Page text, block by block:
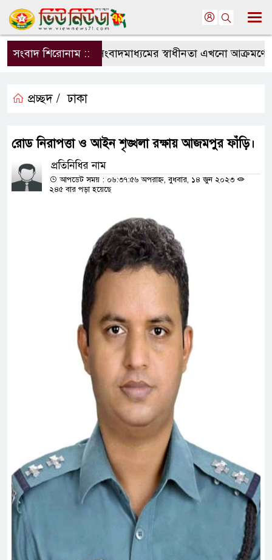
সংবাদ শিরোনাম ::সংবাদমাধ্যমের স্বাধীনতা এখনো আক্রমণের
প্রচ্ছদ / ঢাকা
রোড নিরাপত্তা ও আইন শৃঙ্খলা রক্ষায় আজমপুর ফাঁড়ি।
প্রতিনিধির নাম
আপডেট সময় : ০৬:৩৭:৫৬ অপরাহ্ন, বুধবার, ১৪ জুন ২০২৩
২৪৫ বার পড়া হয়েছে